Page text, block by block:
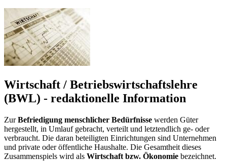
Wirtschaft / Betriebswirtschaftslehre
(BWL) - redaktionelle Information
ZurBefriedigung menschlicher Bedürfnisse werden Güter
hergestellt, in Umlauf gebracht, verteilt und letztendlich ge- oder
verbraucht. Die daran beteiligten Einrichtungen sind Unternehmen
und private oder öffentliche Haushalte. Die Gesamtheit dieses
Zusammenspiels wird als Wirtschaft bzw. Ökonomie bezeichnet.